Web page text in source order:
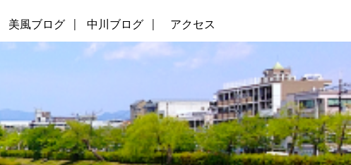
美風ブログ 中川ブログ アクセス